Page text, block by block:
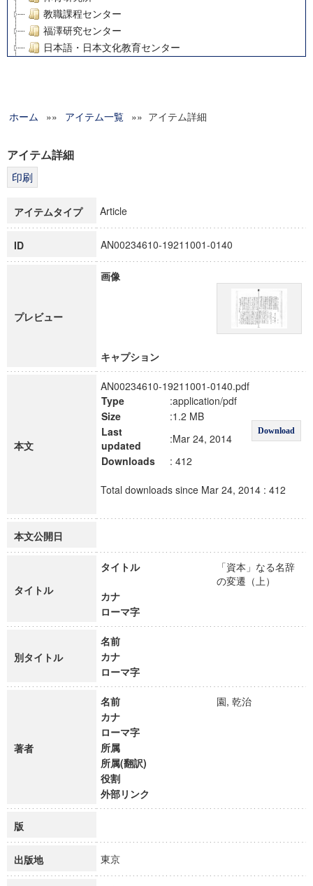
教職課程センター
福澤研究センター
日本語・日本文化教育センター
グローバルリサーチインスティテュート
科学研究費補助金研究成果報告書
博士課程教育リーディングプログラム「超成熟社会発展のサ
ホーム »» アイテム一覧 »» アイテム詳細
アイテム詳細
アイテムタイプ Article
ID AN00234610-19211001-0140
プレビュー
画像
キャプション
本文
AN00234610-19211001-0140.pdf
Type
:application/pdf
Download
Size
:1.2 MB
Last
updated
:Mar 24, 2014
Downloads
: 412
Total downloads since Mar 24, 2014 : 412
本文公開日
タイトル
タイトル
「資本」なる名辞
の変遷（上）
カナ
ローマ字
別タイトル
名前
カナ
ローマ字
著者
名前
園, 乾治
カナ
ローマ字
所属
所属(翻訳)
役割
外部リンク
版
出版地 東京